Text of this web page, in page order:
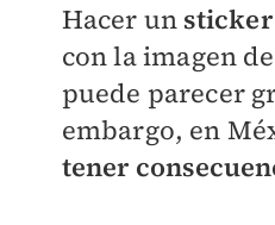
Hacer un sticker
con la imagen
puede parecer
embargo, en
tener